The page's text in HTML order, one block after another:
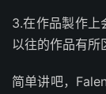
3.在作品製作上
以往的作品有所
简单讲吧，